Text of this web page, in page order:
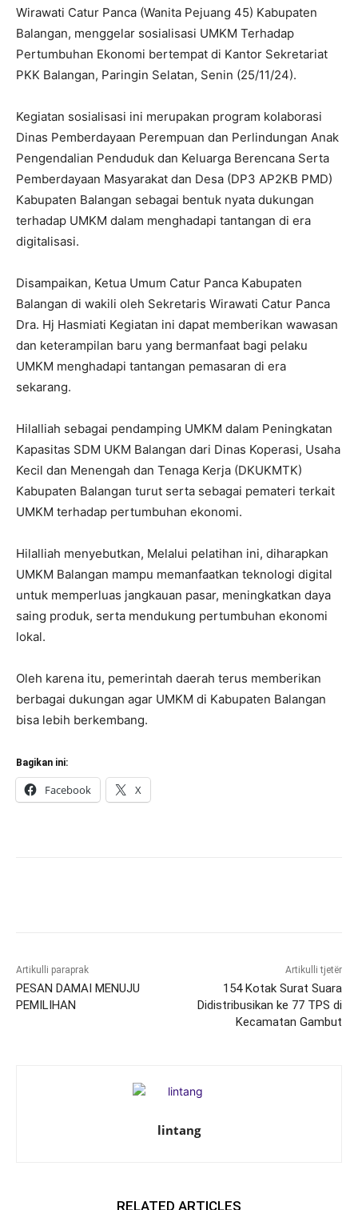
Wirawati Catur Panca (Wanita Pejuang 45) Kabupaten
Balangan, menggelar sosialisasi UMKM Terhadap
Pertumbuhan Ekonomi bertempat di Kantor Sekretariat
PKK Balangan, Paringin Selatan, Senin (25/11/24).
Kegiatan sosialisasi ini merupakan program kolaborasi
Dinas Pemberdayaan Perempuan dan Perlindungan Anak
Pengendalian Penduduk dan Keluarga Berencana Serta
Pemberdayaan Masyarakat dan Desa (DP3 AP2KB PMD)
Kabupaten Balangan sebagai bentuk nyata dukungan
terhadap UMKM dalam menghadapi tantangan di era
digitalisasi.
Disampaikan, Ketua Umum Catur Panca Kabupaten
Balangan di wakili oleh Sekretaris Wirawati Catur Panca
Dra. Hj Hasmiati Kegiatan ini dapat memberikan wawasan
dan keterampilan baru yang bermanfaat bagi pelaku
UMKM menghadapi tantangan pemasaran di era
sekarang.
Hilalliah sebagai pendamping UMKM dalam Peningkatan
Kapasitas SDM UKM Balangan dari Dinas Koperasi, Usaha
Kecil dan Menengah dan Tenaga Kerja (DKUKMTK)
Kabupaten Balangan turut serta sebagai pemateri terkait
UMKM terhadap pertumbuhan ekonomi.
Hilalliah menyebutkan, Melalui pelatihan ini, diharapkan
UMKM Balangan mampu memanfaatkan teknologi digital
untuk memperluas jangkauan pasar, meningkatkan daya
saing produk, serta mendukung pertumbuhan ekonomi
lokal.
Oleh karena itu, pemerintah daerah terus memberikan
berbagai dukungan agar UMKM di Kabupaten Balangan
bisa lebih berkembang.
Bagikan ini:
Facebook X
Artikulli paraprak
PESAN DAMAI MENUJU
PEMILIHAN
Artikulli tjetër
154 Kotak Surat Suara
Didistribusikan ke 77 TPS di
Kecamatan Gambut
lintang
RELATED ARTICLES